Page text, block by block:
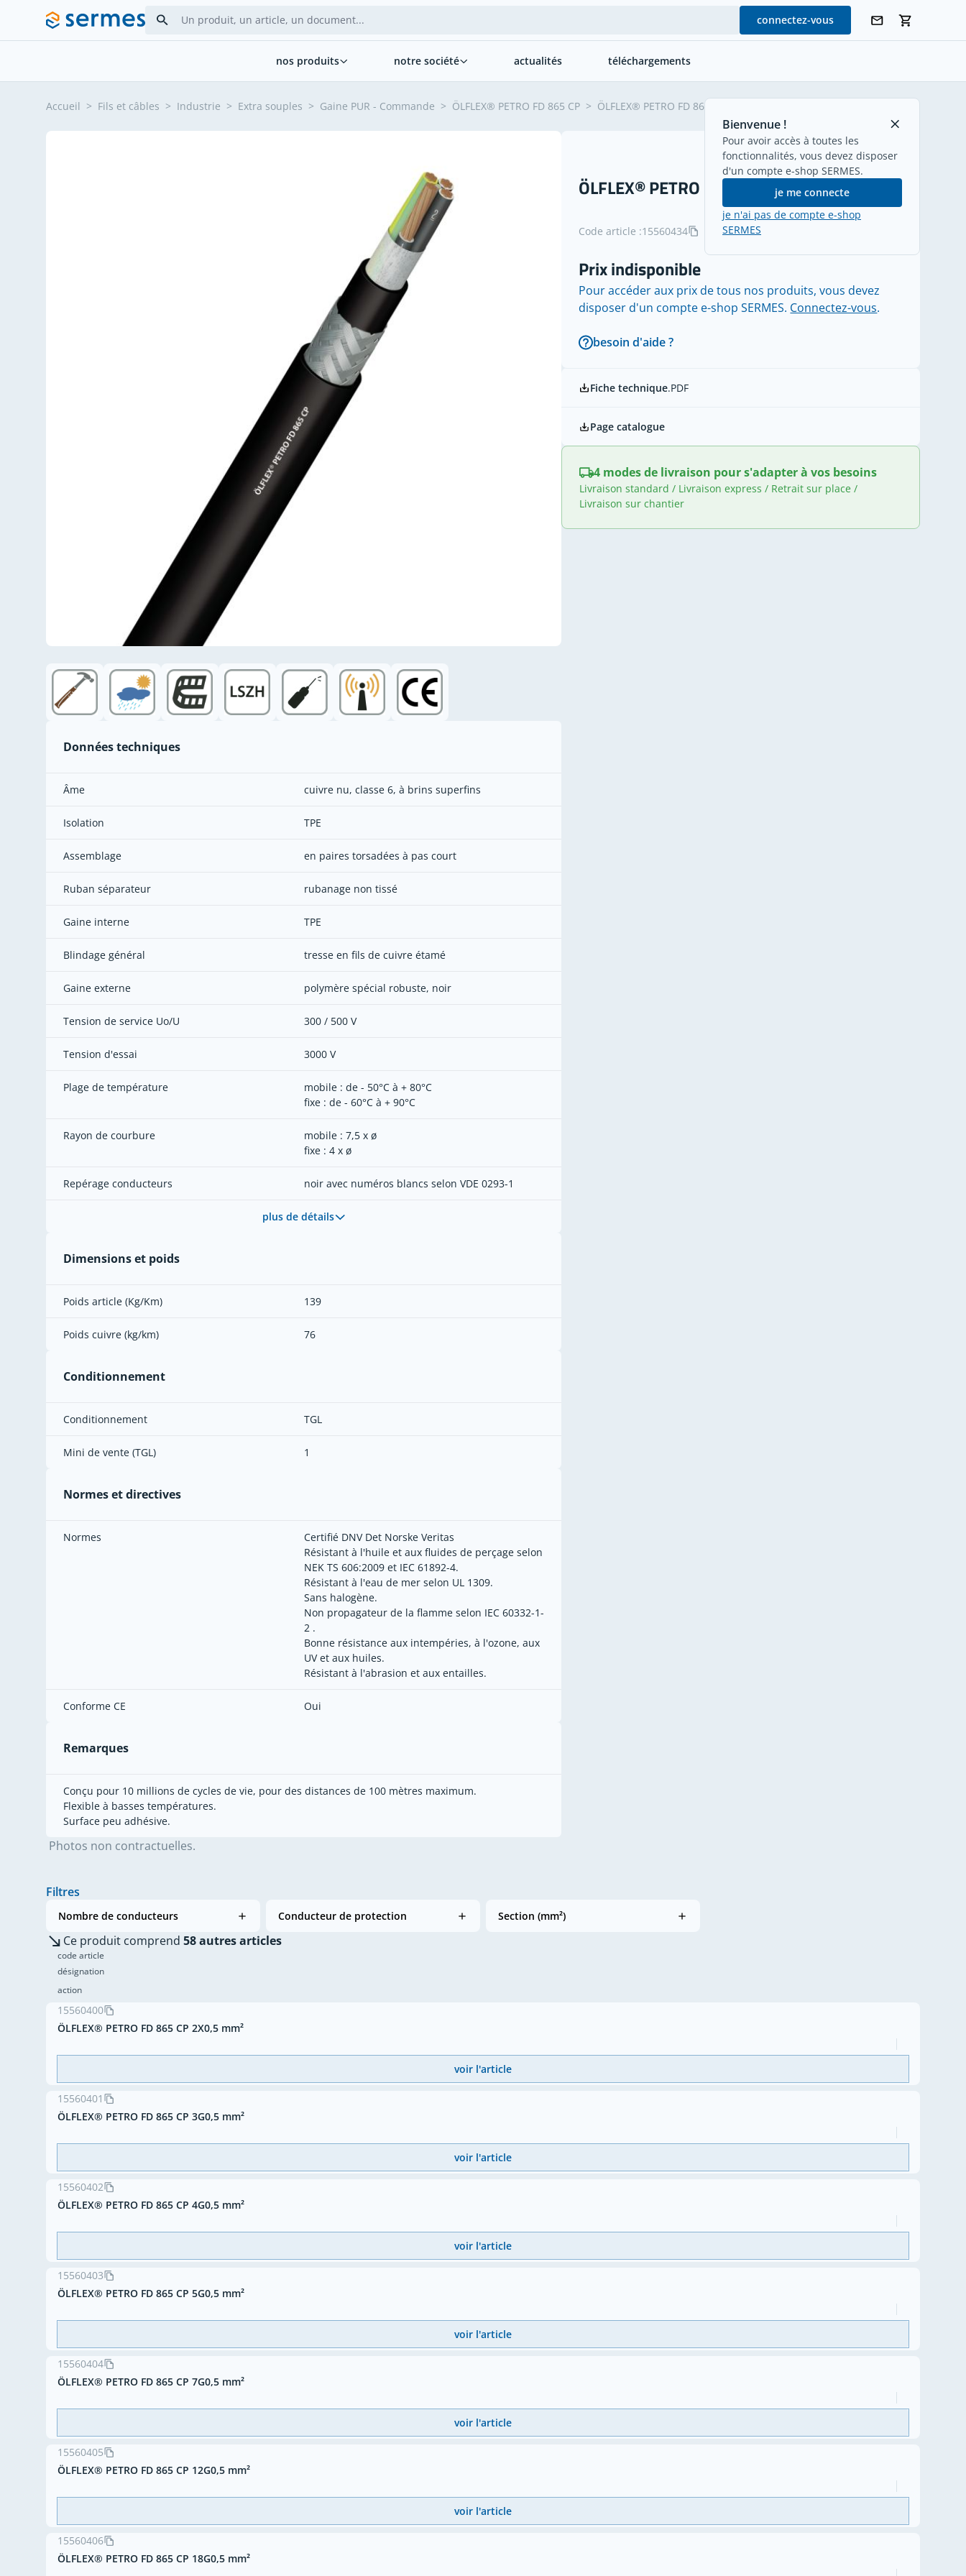
Allez au contenu
connectez-vous
Bienvenue !
Pour avoir accès à toutes les
fonctionnalités, vous devez disposer
d'un compte e-shop SERMES.
je me connecte
je n'ai pas de compte e-shop
SERMES
nos produits notre société actualités téléchargements
Accueil > Fils et câbles > Industrie > Extra souples > Gaine PUR - Commande > ÖLFLEX® PETRO FD 865 CP > ÖLFLEX® PETRO FD 865 CP 3G1,5 mm² retour
Données techniques
Âme cuivre nu, classe 6, à brins superfins
Isolation TPE
Assemblage en paires torsadées à pas court
Ruban séparateur rubanage non tissé
Gaine interne TPE
Blindage général tresse en fils de cuivre étamé
Gaine externe polymère spécial robuste, noir
Tension de service Uo/U 300 / 500 V
Tension d'essai 3000 V
Plage de température
mobile : de - 50°C à + 80°C
fixe : de - 60°C à + 90°C
Rayon de courbure
mobile : 7,5 x ø
fixe : 4 x ø
Repérage conducteurs noir avec numéros blancs selon VDE 0293-1
plus de détails
Dimensions et poids
Poids article (Kg/Km) 139
Poids cuivre (kg/km) 76
Conditionnement
Conditionnement TGL
Mini de vente (TGL) 1
Normes et directives
Normes
Certifié DNV Det Norske Veritas
Résistant à l'huile et aux fluides de perçage selon
NEK TS 606:2009 et IEC 61892-4.
Résistant à l'eau de mer selon UL 1309.
Sans halogène.
Non propagateur de la flamme selon IEC 60332-1-
2 .
Bonne résistance aux intempéries, à l'ozone, aux
UV et aux huiles.
Résistant à l'abrasion et aux entailles.
Conforme CE Oui
Remarques
Conçu pour 10 millions de cycles de vie, pour des distances de 100 mètres maximum.
Flexible à basses températures.
Surface peu adhésive.
Photos non contractuelles.
ÖLFLEX® PETRO FD 865 CP 3G1,5 mm²
Code article :15560434
Prix indisponible
Pour accéder aux prix de tous nos produits, vous devez
disposer d'un compte e-shop SERMES. Connectez-vous.
besoin d'aide ?
Fiche technique.PDF
Page catalogue
4 modes de livraison pour s'adapter à vos besoins
Livraison standard / Livraison express / Retrait sur place /
Livraison sur chantier
Filtres
Nombre de conducteurs Conducteur de protection Section (mm²)
Ce produit comprend 58 autres articles
code article
désignation
action
15560400
ÖLFLEX® PETRO FD 865 CP 2X0,5 mm²
voir l'article
15560401
ÖLFLEX® PETRO FD 865 CP 3G0,5 mm²
voir l'article
15560402
ÖLFLEX® PETRO FD 865 CP 4G0,5 mm²
voir l'article
15560403
ÖLFLEX® PETRO FD 865 CP 5G0,5 mm²
voir l'article
15560404
ÖLFLEX® PETRO FD 865 CP 7G0,5 mm²
voir l'article
15560405
ÖLFLEX® PETRO FD 865 CP 12G0,5 mm²
voir l'article
15560406
ÖLFLEX® PETRO FD 865 CP 18G0,5 mm²